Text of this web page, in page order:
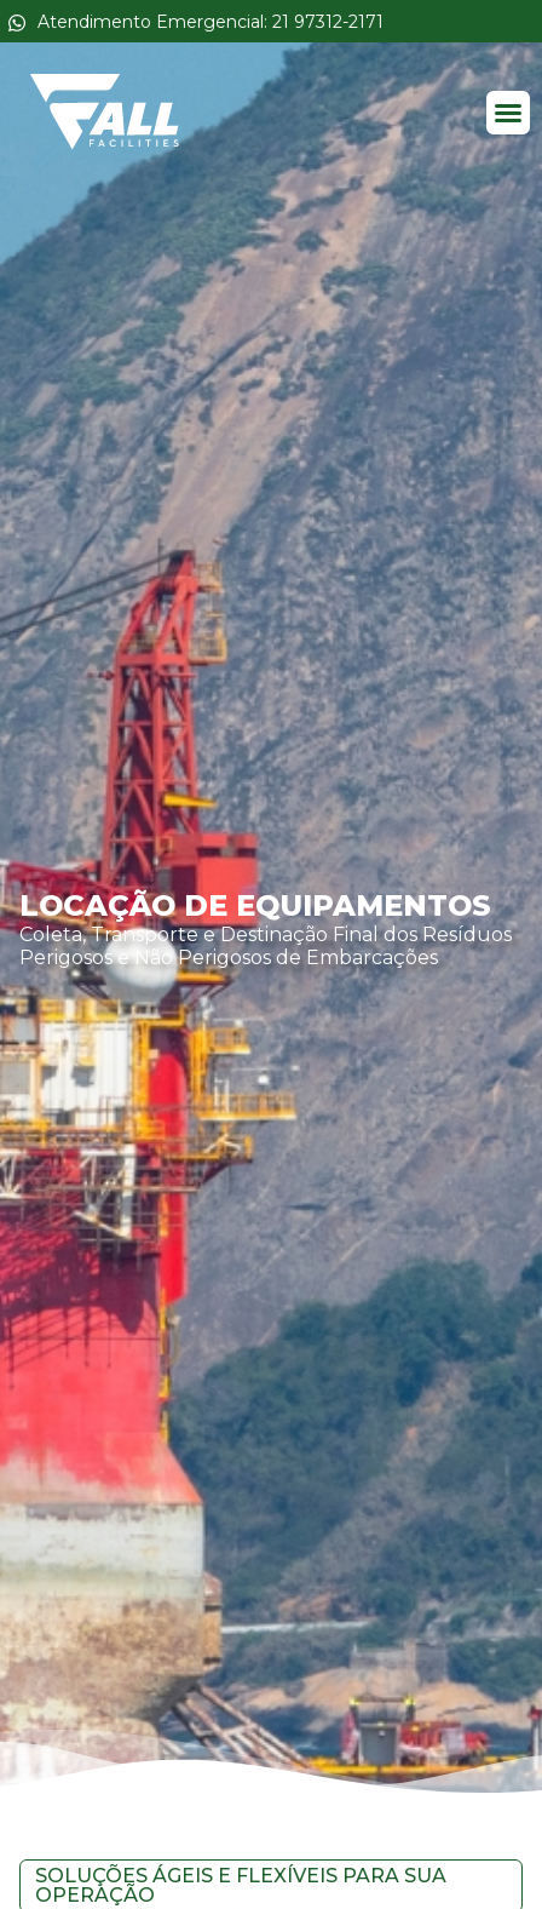
Atendimento Emergencial: 21 97312-2171
LOCAÇÃO DE EQUIPAMENTOS
Coleta, Transporte e Destinação Final dos Resíduos
Perigosos e Não Perigosos de Embarcações
SOLUÇÕES ÁGEIS E FLEXÍVEIS PARA SUA
OPERAÇÃO